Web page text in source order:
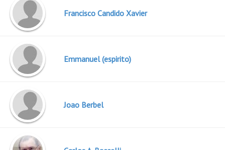
Francisco Candido Xavier
Emmanuel (espirito)
Joao Berbel